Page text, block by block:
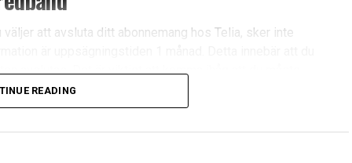
att avsluta ditt abonnemang hos Telia, sker inte
avslutas. Det är viktigt att komma ihåg att du måste
avgift eller missförstånd uppstår.
vi att du håller koll på eventuella ändringar
har jag sett hur noggrann dokumentation kan
väljer att jämföra sina alternativ innan
READING